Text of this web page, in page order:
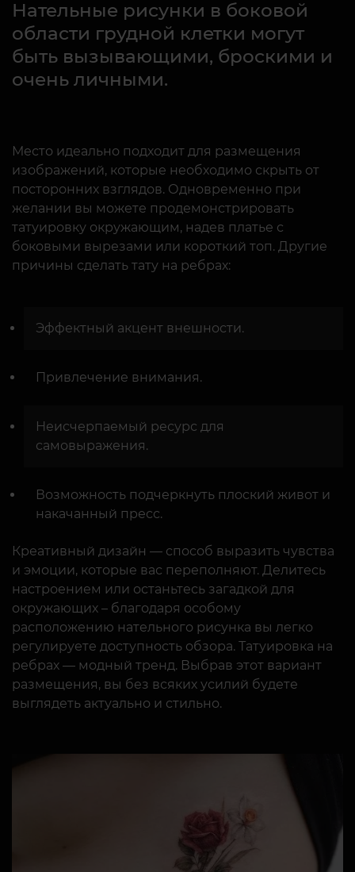
Нательные рисунки в боковой
области грудной клетки могут
быть вызывающими, броскими и
очень личными.
Место идеально подходит для размещения
изображений, которые необходимо скрыть от
посторонних взглядов. Одновременно при
желании вы можете продемонстрировать
татуировку окружающим, надев платье с
боковыми вырезами или короткий топ. Другие
причины сделать тату на ребрах:
Эффектный акцент внешности.
Привлечение внимания.
Неисчерпаемый ресурс для
самовыражения.
Возможность подчеркнуть плоский живот и
накачанный пресс.
Креативный дизайн — способ выразить чувства
и эмоции, которые вас переполняют. Делитесь
настроением или останьтесь загадкой для
окружающих – благодаря особому
расположению нательного рисунка вы легко
регулируете доступность обзора. Татуировка на
ребрах — модный тренд. Выбрав этот вариант
размещения, вы без всяких усилий будете
выглядеть актуально и стильно.